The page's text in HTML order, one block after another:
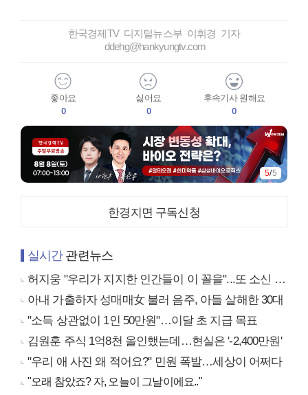
한국경제TV 디지털뉴스부 이휘경 기자
ddehg@hankyungtv.com
좋아요
0
싫어요
0
후속기사 원해요
0
5/5
한경지면 구독신청
실시간관련뉴스
허지웅 "우리가 지지한 인간들이 이 꼴을"...또 소신 발언
아내 가출하자 성매매女 불러 음주, 아들 살해한 30대
"소득 상관없이 1인 50만원"…이달 초 지급 목표
김원훈 주식 1억8천 올인했는데…현실은 '-2,400만원'
"우리 애 사진 왜 적어요?" 민원 폭발…세상이 어쩌다
"오래 참았죠? 자, 오늘이 그날이에요.."